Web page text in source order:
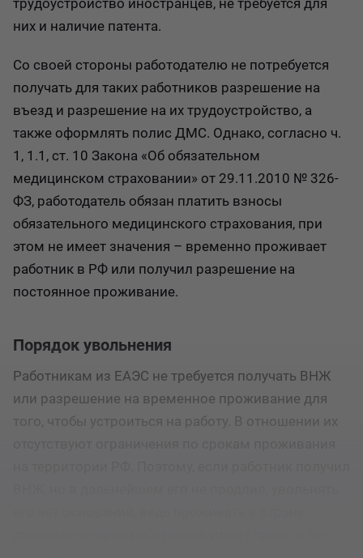
трудоустройство иностранцев, не требуется для
них и наличие патента.
Со своей стороны работодателю не потребуется
получать для таких работников разрешение на
въезд и разрешение на их трудоустройство, а
также оформлять полис ДМС. Однако, согласно ч.
1, 1.1, ст. 10 Закона «Об обязательном
медицинском страховании» от 29.11.2010 № 326-
ФЗ, работодатель обязан платить взносы
обязательного медицинского страхования, при
этом не имеет значения – временно проживает
работник в РФ или получил разрешение на
постоянное проживание.
Порядок увольнения
Работникам из ЕАЭС не требуется получать ВНЖ
или разрешение на временное проживание для
того, чтобы устроиться на работу. В отношении их